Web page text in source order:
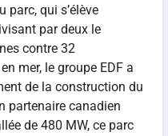
parc, qui s’élève
par deux le
contre 32
mer, le groupe EDF a
de la construction du
partenaire canadien
de 480 MW, ce parc